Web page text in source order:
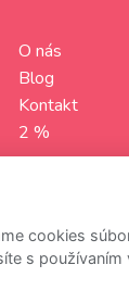
O nás
Blog
Kontakt
2 %
cookies
s